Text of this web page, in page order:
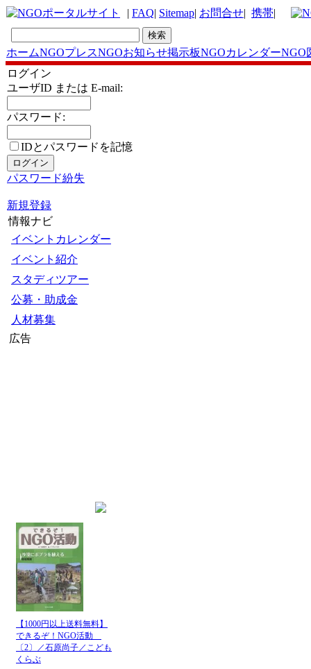
| FAQ| Sitemap| お問合せ| 携帯|
ホームNGOプレスNGOお知らせ掲示板NGOカレンダーNGO
ログイン
ユーザID または E-mail:
パスワード:
IDとパスワードを記憶
パスワード紛失
新規登録
情報ナビ
イベントカレンダー
イベント紹介
スタディツアー
公募・助成金
人材募集
広告
【1000円以上送料無料】
できるぞ！NGO活動
〔2〕／石原尚子／こども
くらぶ